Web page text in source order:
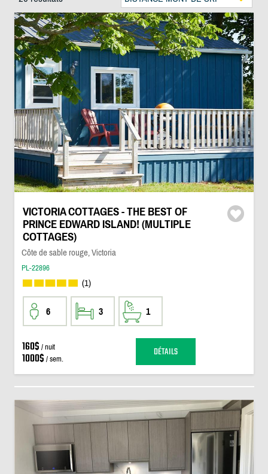
VICTORIA COTTAGES - THE BEST OF
PRINCE EDWARD ISLAND! (MULTIPLE
COTTAGES)
Côte de sable rouge, Victoria
PL-22896
(1)
6 3 1
160$ / nuit
1000$ / sem. DÉTAILS